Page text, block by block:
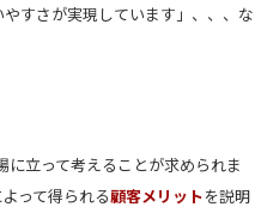
すさが実現しています」、、、な
立って考えることが求められま
って得られる顧客メリットを説明